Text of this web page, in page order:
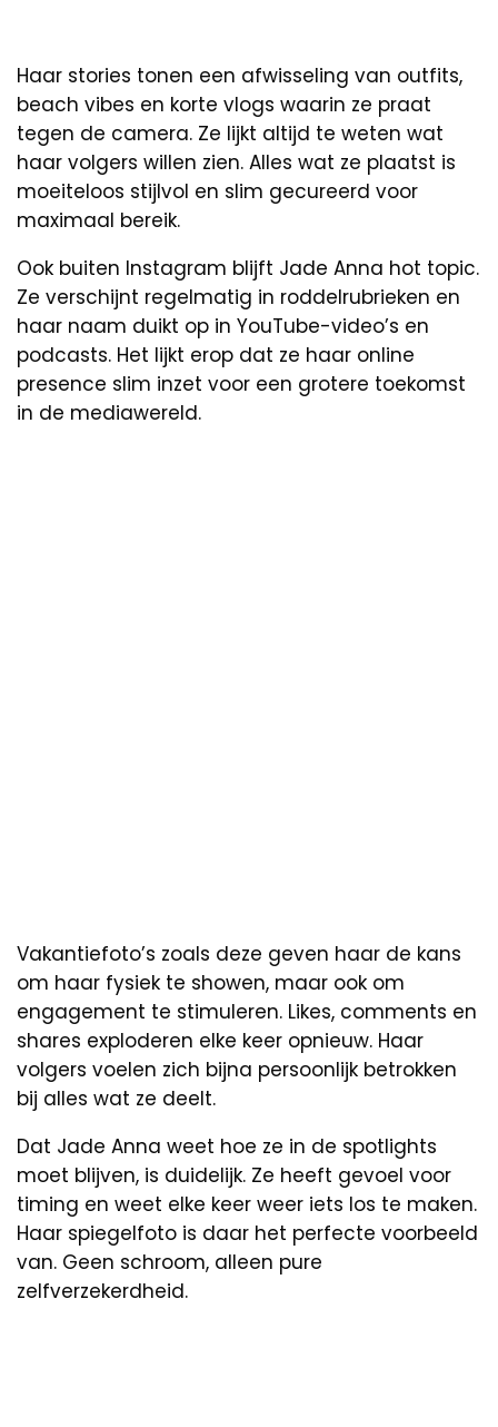
Haar stories tonen een afwisseling van outfits,
beach vibes en korte vlogs waarin ze praat
tegen de camera. Ze lijkt altijd te weten wat
haar volgers willen zien. Alles wat ze plaatst is
moeiteloos stijlvol en slim gecureerd voor
maximaal bereik.
Ook buiten Instagram blijft Jade Anna hot topic.
Ze verschijnt regelmatig in roddelrubrieken en
haar naam duikt op in YouTube-video’s en
podcasts. Het lijkt erop dat ze haar online
presence slim inzet voor een grotere toekomst
in de mediawereld.
Vakantiefoto’s zoals deze geven haar de kans
om haar fysiek te showen, maar ook om
engagement te stimuleren. Likes, comments en
shares exploderen elke keer opnieuw. Haar
volgers voelen zich bijna persoonlijk betrokken
bij alles wat ze deelt.
Dat Jade Anna weet hoe ze in de spotlights
moet blijven, is duidelijk. Ze heeft gevoel voor
timing en weet elke keer weer iets los te maken.
Haar spiegelfoto is daar het perfecte voorbeeld
van. Geen schroom, alleen pure
zelfverzekerdheid.